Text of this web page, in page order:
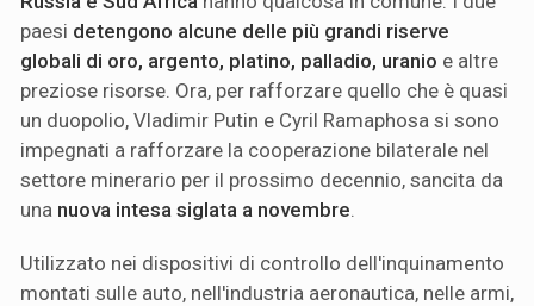
paesi detengono alcune delle più grandi riserve
globali di oro, argento, platino, palladio, uranio e altre
preziose risorse. Ora, per rafforzare quello che è quasi
un duopolio, Vladimir Putin e Cyril Ramaphosa si sono
impegnati a rafforzare la cooperazione bilaterale nel
settore minerario per il prossimo decennio, sancita da
una nuova intesa siglata a novembre
Utilizzato nei dispositivi di controllo dell'inquinamento
montati sulle auto, nell'industria aeronautica, nelle armi,